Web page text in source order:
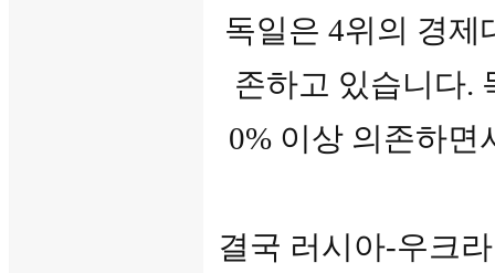
독일은 4위의 경제
존하고 있습니다.
0% 이상 의존하면
결국 러시아-우크